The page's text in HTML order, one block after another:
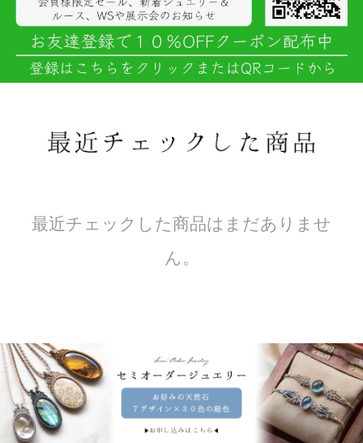
最近チェックした商品はまだありませ
ん。